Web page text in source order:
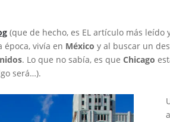
(que de hecho, es EL artículo más
época, vivía en México y al buscar un
. Lo que no sabía, es queChicago
será…).